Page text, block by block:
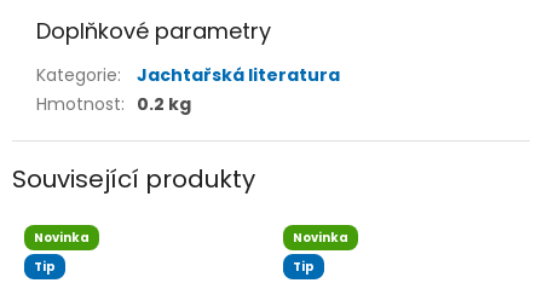
Doplňkové parametry
Kategorie:
Jachtařská literatura
Hmotnost: 0.2 kg
Související produkty
Novinka
Tip
Novinka
Tip